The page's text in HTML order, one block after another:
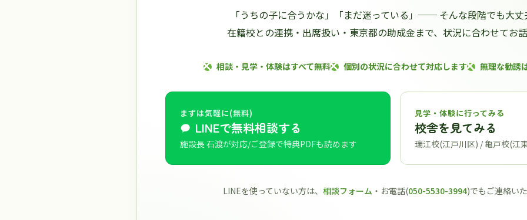
「うちの子に合うかな」「まだ迷っている」── そんな段階でも大丈
在籍校との連携・出席扱い・東京都の助成金まで、状況に合わせてお
相談・見学・体験はすべて無料 個別の状況に合わせて対応します 無理な勧誘
まずは気軽に(無料)
LINEで無料相談する
施設長 石渡が対応/ご登録で特典PDFも読めます
見学・体験に行ってみる
校舎を見てみる
瑞江校(江戸川区) / 亀戸校(江
LINEを使っていない方は、 相談フォーム ・お電話(050-5530-3994)でもご連絡い